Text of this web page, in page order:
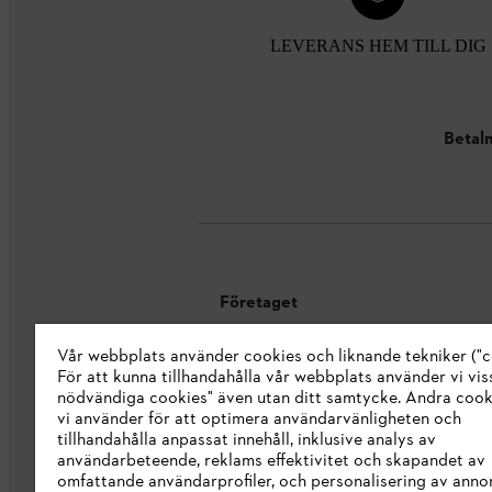
LEVERANS HEM TILL DIG
Företaget
Om oss
STIHL Integrity Line
STIHL varumärkesbutik
Tillgänglighetsredogörelse
Vår webbplats använder cookies och liknande tekniker
För att kunna tillhandahålla vår webbplats använder vi
nödvändiga cookies" även utan ditt samtycke. Andra
vi använder för att optimera användarvänligheten och
tillhandahålla anpassat innehåll, inklusive analys av
användarbeteende, reklams effektivitet och skapandet av
omfattande användarprofiler, och personalisering av